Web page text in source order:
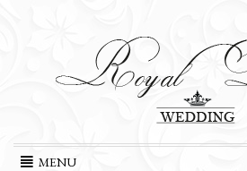
Skip
MENU